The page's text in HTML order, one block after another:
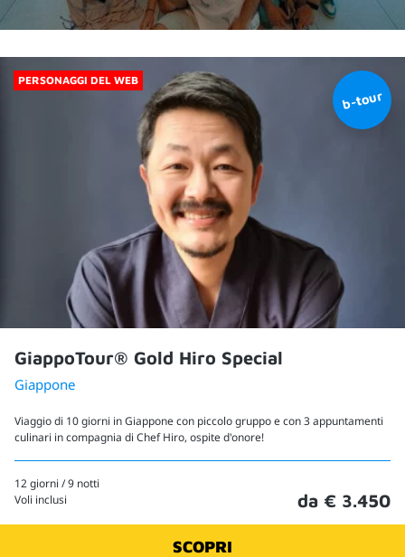
PERSONAGGI DEL WEB
GiappoTour® Gold Hiro Special
Giappone
Viaggio di 10 giorni in Giappone con piccolo gruppo e con 3 appuntamenti
culinari in compagnia di Chef Hiro, ospite d'onore!
12 giorni / 9 notti
Voli inclusi
da € 3.450
SCOPRI